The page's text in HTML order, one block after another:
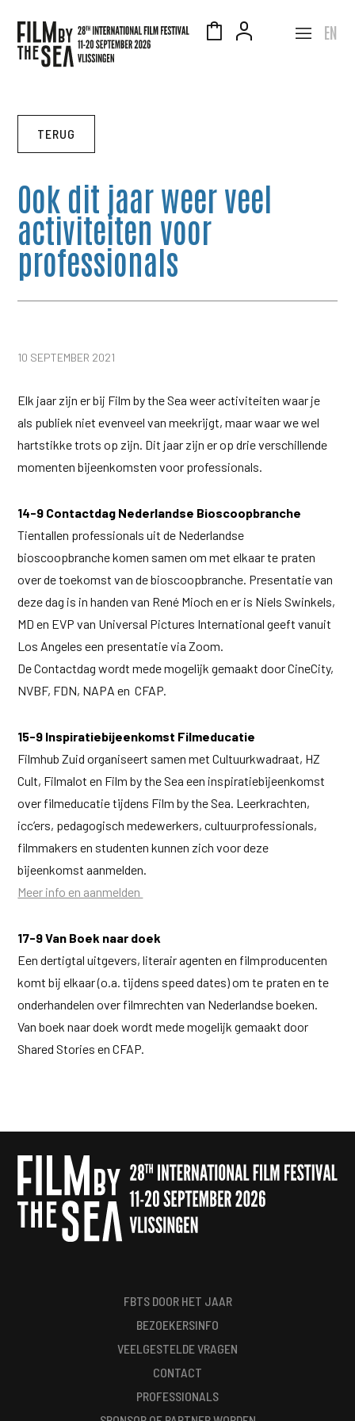
EN
TERUG
Ook dit jaar weer veel
activiteiten voor
professionals
10 SEPTEMBER 2021
Elk jaar zijn er bij Film by the Sea weer activiteiten waar je
als publiek niet evenveel van meekrijgt, maar waar we wel
hartstikke trots op zijn. Dit jaar zijn er op drie verschillende
momenten bijeenkomsten voor professionals.
14-9 Contactdag Nederlandse Bioscoopbranche
Tientallen professionals uit de Nederlandse
bioscoopbranche komen samen om met elkaar te praten
over de toekomst van de bioscoopbranche. Presentatie van
deze dag is in handen van René Mioch en er is Niels Swinkels,
MD en EVP van Universal Pictures International geeft vanuit
Los Angeles een presentatie via Zoom.
De Contactdag wordt mede mogelijk gemaakt door CineCity,
NVBF, FDN, NAPA en CFAP.
15-9 Inspiratiebijeenkomst Filmeducatie
Filmhub Zuid organiseert samen met Cultuurkwadraat, HZ
Cult, Filmalot en Film by the Sea een inspiratiebijeenkomst
over filmeducatie tijdens Film by the Sea. Leerkrachten,
icc’ers, pedagogisch medewerkers, cultuurprofessionals,
filmmakers en studenten kunnen zich voor deze
bijeenkomst aanmelden.
Meer info en aanmelden
17-9 Van Boek naar doek
Een dertigtal uitgevers, literair agenten en filmproducenten
komt bij elkaar (o.a. tijdens speed dates) om te praten en te
onderhandelen over filmrechten van Nederlandse boeken.
Van boek naar doek wordt mede mogelijk gemaakt door
Shared Stories en CFAP.
FBTS DOOR HET JAAR
BEZOEKERSINFO
VEELGESTELDE VRAGEN
CONTACT
PROFESSIONALS